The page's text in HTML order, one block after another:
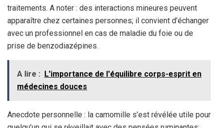
traitements. A noter : des interactions mineures peuvent
apparaître chez certaines personnes; il convient d’échanger
avec un professionnel en cas de maladie du foie ou de
prise de benzodiazépines.
A lire :
L'importance de l'équilibre corps-esprit en
médecines douces
Anecdote personnelle : la camomille s’est révélée utile pour